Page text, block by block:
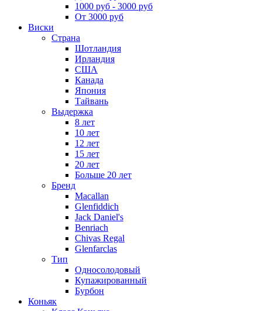
1000 руб - 3000 руб
От 3000 руб
Виски
Страна
Шотландия
Ирландия
США
Канада
Япония
Тайвань
Выдержка
8 лет
10 лет
12 лет
15 лет
20 лет
Больше 20 лет
Бренд
Macallan
Glenfiddich
Jack Daniel's
Benriach
Chivas Regal
Glenfarclas
Тип
Односолодовый
Купажированный
Бурбон
Коньяк